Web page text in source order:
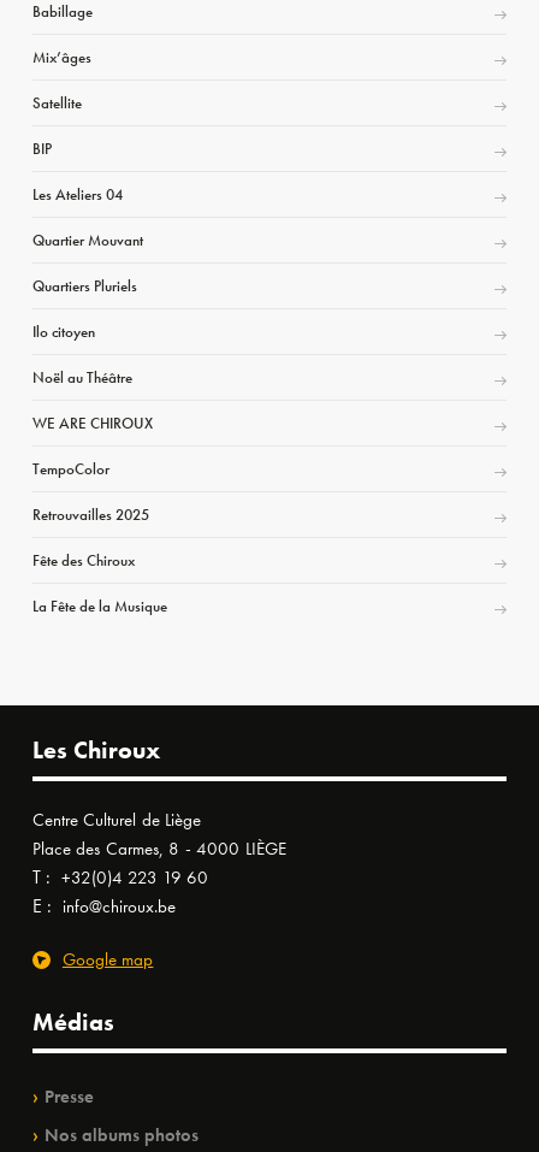
Babillage
Mix’âges
Satellite
BIP
Les Ateliers 04
Quartier Mouvant
Quartiers Pluriels
Ilo citoyen
Noël au Théâtre
WE ARE CHIROUX
TempoColor
Retrouvailles 2025
Fête des Chiroux
La Fête de la Musique
Les Chiroux
Centre Culturel de Liège
Place des Carmes, 8 - 4000 LIÈGE
T : +32(0)4 223 19 60
E : info@chiroux.be
Google map
Médias
Presse
Nos albums photos